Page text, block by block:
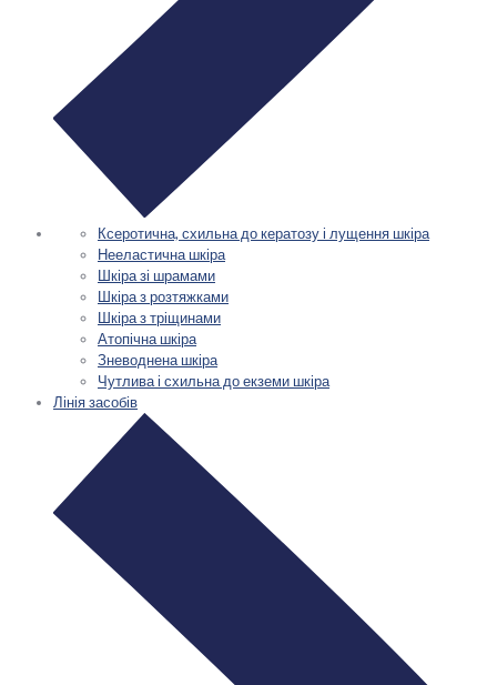
Ксеротична, схильна до кератозу і лущення шкіра
Нееластична шкіра
Шкіра зі шрамами
Шкіра з розтяжками
Шкіра з тріщинами
Атопічна шкіра
Зневоднена шкіра
Чутлива і схильна до екземи шкіра
Лінія засобів